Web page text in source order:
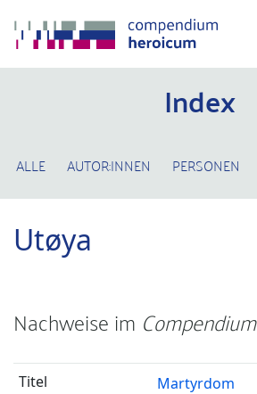
Index
ALLE AUTOR:INNEN PERSONEN
Utøya
Nachweise im
Martyrdom